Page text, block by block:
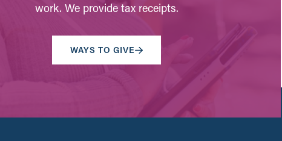
work. We provide tax receipts.
WAYS TO GIVE